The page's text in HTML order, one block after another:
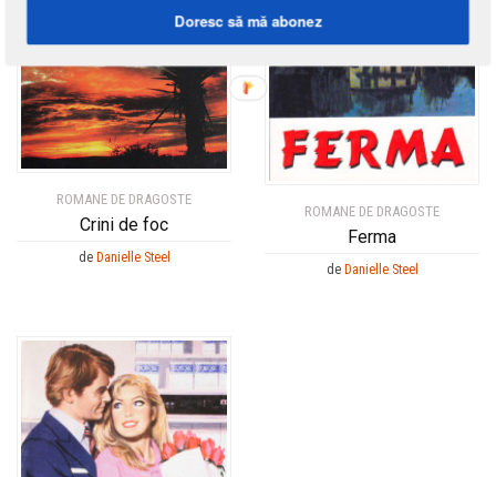
ROMANE DE DRAGOSTE
Crini de foc
de Danielle Steel
ROMANE DE DRAGOSTE
Ferma
de Danielle Steel
Doresc să mă abonez